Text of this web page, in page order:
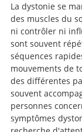
La dystonie se
des muscles du
ni contrôler ni
sont souvent
séquences
mouvements de
des différentes
souvent
personnes
symptômes